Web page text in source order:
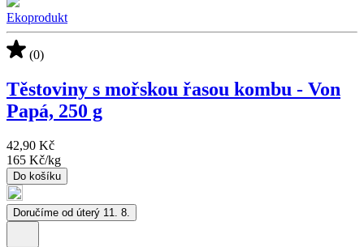
Ekoprodukt
(0)
Těstoviny s mořskou řasou kombu - Von
Papá, 250 g
42,90 Kč
165 Kč/kg
Do košíku
Doručíme od úterý 11. 8.